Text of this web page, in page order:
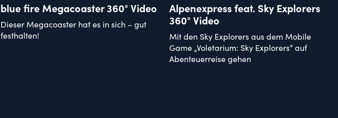
blue fire Megacoaster 360° Video
Dieser Megacoaster hat es in sich – gut
festhalten!
Alpenexpress feat. Sky Explorers
360° Video
Mit den Sky Explorers aus dem Mobile
Game „Voletarium: Sky Explorers“ auf
Abenteuerreise gehen